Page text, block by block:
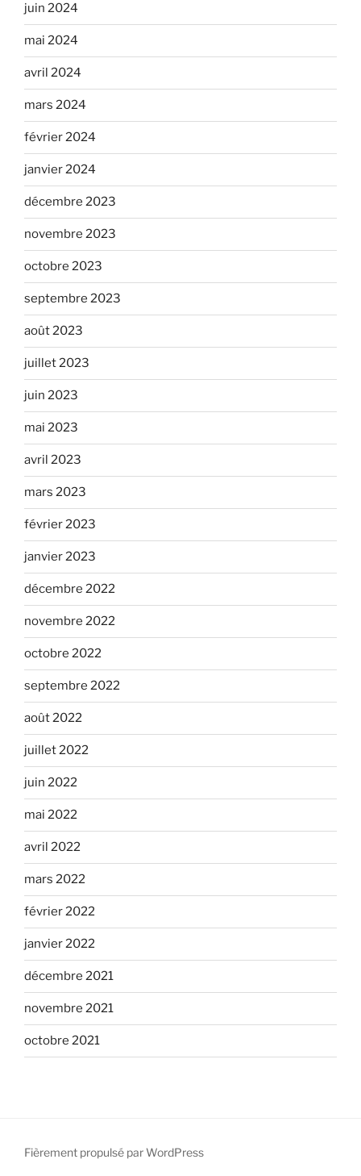
juin 2024
mai 2024
avril 2024
mars 2024
février 2024
janvier 2024
décembre 2023
novembre 2023
octobre 2023
septembre 2023
août 2023
juillet 2023
juin 2023
mai 2023
avril 2023
mars 2023
février 2023
janvier 2023
décembre 2022
novembre 2022
octobre 2022
septembre 2022
août 2022
juillet 2022
juin 2022
mai 2022
avril 2022
mars 2022
février 2022
janvier 2022
décembre 2021
novembre 2021
octobre 2021
Fièrement propulsé par WordPress